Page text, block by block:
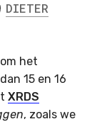
DIETER
het
15 en 16
XRDS
, zoals we